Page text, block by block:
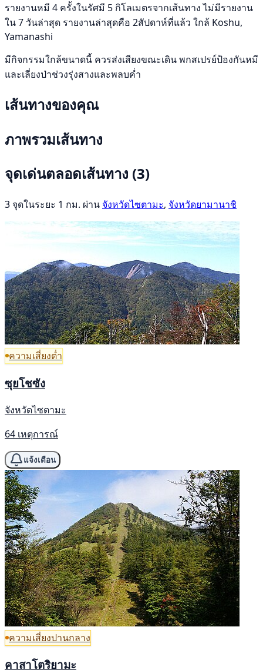
รายงานหมี 4 ครั้งในรัศมี 5 กิโลเมตรจากเส้นทาง ไม่มีรายงาน
ใน 7 วันล่าสุด รายงานล่าสุดคือ 2สัปดาห์ที่แล้ว ใกล้ Koshu,
Yamanashi
มีกิจกรรมใกล้ขนาดนี้ ควรส่งเสียงขณะเดิน พกสเปรย์ป้องกันหมี
และเลี่ยงป่าช่วงรุ่งสางและพลบค่ำ
เส้นทางของคุณ
ภาพรวมเส้นทาง
จุดเด่นตลอดเส้นทาง (3)
3 จุดในระยะ 1 กม. ผ่าน จังหวัดไซตามะ, จังหวัดยามานาชิ
ความเสี่ยงต่ำ
ซุยโชซัง
จังหวัดไซตามะ
64 เหตุการณ์
แจ้งเตือน
ความเสี่ยงปานกลาง
คาสาโตริยามะ